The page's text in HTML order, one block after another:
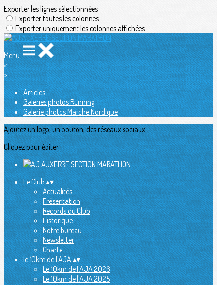
Exporter les lignes sélectionnées
Exporter toutes les colonnes
Exporter uniquement les colonnes affichées
Menu
<
>
Articles
Galeries photos Running
Galerie photos Marche Nordique
Ajoutez un logo, un bouton, des réseaux sociaux
Cliquez pour éditer
Le Club▴▾
Actualités
Présentation
Records du Club
Historique
Notre bureau
Newsletter
Charte
le 10km de l'AJA▴▾
Le 10km de l'AJA 2026
Le 10km de l'AJA 2025